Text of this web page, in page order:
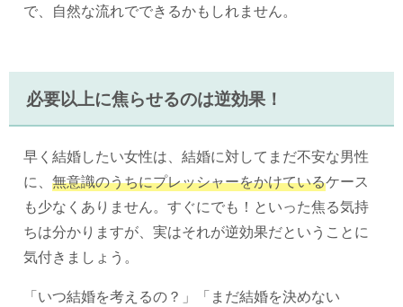
で、自然な流れでできるかもしれません。
必要以上に焦らせるのは逆効果！
早く結婚したい女性は、結婚に対してまだ不安な男性
に、 無意識のうちにプレッシャーをかけているケース
も少なくありません。すぐにでも！といった焦る気持
ちは分かりますが、実はそれが逆効果だということに
気付きましょう。
「いつ結婚を考えるの？」「まだ結婚を決めない